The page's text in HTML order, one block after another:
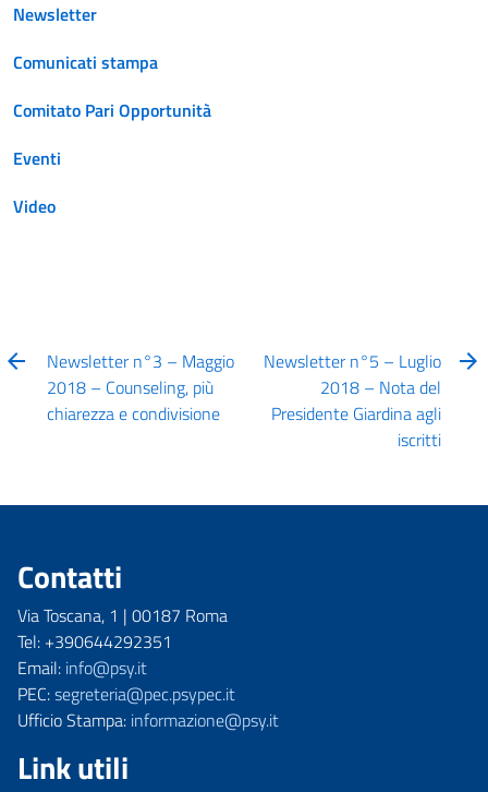
Newsletter
Comunicati stampa
Comitato Pari Opportunità
Eventi
Video
Newsletter n°3 – Maggio
2018 – Counseling, più
chiarezza e condivisione
Newsletter n°5 – Luglio
2018 – Nota del
Presidente Giardina agli
iscritti
Contatti
Via Toscana, 1 | 00187 Roma
Tel: +390644292351
Email: info@psy.it
PEC:segreteria@pec.psypec.it
Ufficio Stampa: informazione@psy.it
Link utili